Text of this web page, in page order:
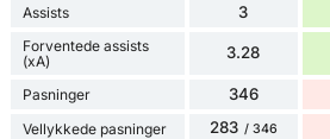
Assists 3
Forventede assists
(xA)
3.28
Pasninger 346
Vellykkede pasninger 283 / 346